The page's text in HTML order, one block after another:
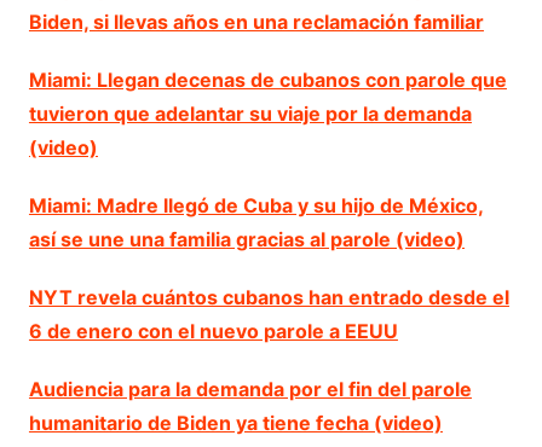
Biden, si llevas años en una reclamación familiar
Miami: Llegan decenas de cubanos con parole que
tuvieron que adelantar su viaje por la demanda
(video)
Miami: Madre llegó de Cuba y su hijo de México,
así se une una familia gracias al parole (video)
NYT revela cuántos cubanos han entrado desde el
6 de enero con el nuevo parole a EEUU
Audiencia para la demanda por el fin del parole
humanitario de Biden ya tiene fecha (video)